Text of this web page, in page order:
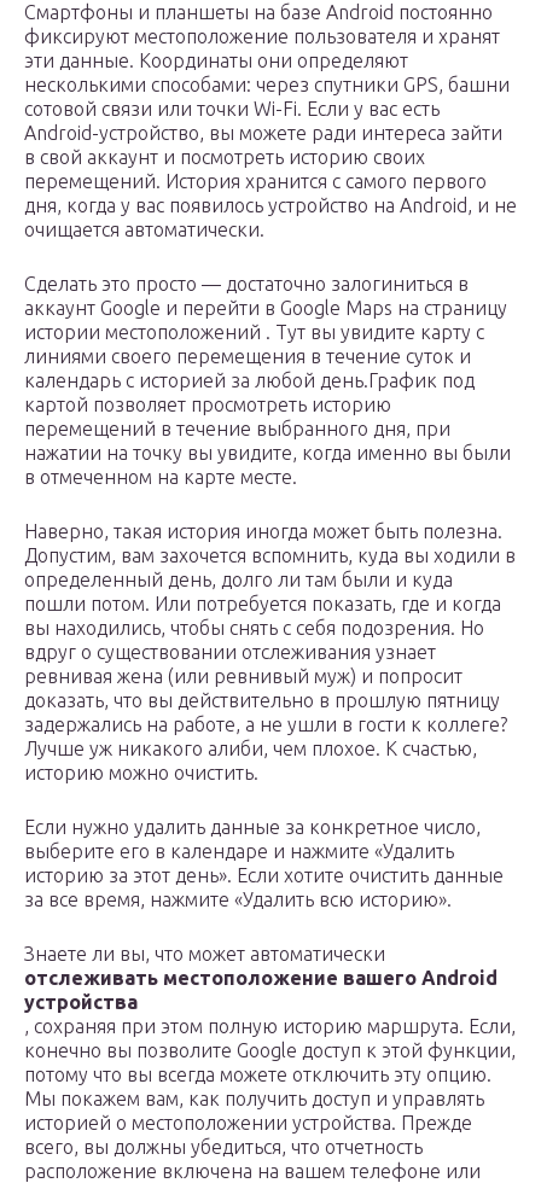
Смартфоны и планшеты на базе Android постоянно
фиксируют местоположение пользователя и хранят
эти данные. Координаты они определяют
несколькими способами: через спутники GPS, башни
сотовой связи или точки Wi-Fi. Если у вас есть
Android-устройство, вы можете ради интереса зайти
в свой аккаунт и посмотреть историю своих
перемещений. История хранится с самого первого
дня, когда у вас появилось устройство на Android, и не
очищается автоматически.
Сделать это просто — достаточно залогиниться в
аккаунт Google и перейти в Google Maps на страницу
истории местоположений . Тут вы увидите карту с
линиями своего перемещения в течение суток и
календарь с историей за любой день.График под
картой позволяет просмотреть историю
перемещений в течение выбранного дня, при
нажатии на точку вы увидите, когда именно вы были
в отмеченном на карте месте.
Наверно, такая история иногда может быть полезна.
Допустим, вам захочется вспомнить, куда вы ходили в
определенный день, долго ли там были и куда
пошли потом. Или потребуется показать, где и когда
вы находились, чтобы снять с себя подозрения. Но
вдруг о существовании отслеживания узнает
ревнивая жена (или ревнивый муж) и попросит
доказать, что вы действительно в прошлую пятницу
задержались на работе, а не ушли в гости к коллеге?
Лучше уж никакого алиби, чем плохое. К счастью,
историю можно очистить.
Если нужно удалить данные за конкретное число,
выберите его в календаре и нажмите «Удалить
историю за этот день». Если хотите очистить данные
за все время, нажмите «Удалить всю историю».
Знаете ли вы, что может автоматически
отслеживать местоположение вашего Android
устройства
, сохраняя при этом полную историю маршрута. Если,
конечно вы позволите Google доступ к этой функции,
потому что вы всегда можете отключить эту опцию.
Мы покажем вам, как получить доступ и управлять
историей о местоположении устройства. Прежде
всего, вы должны убедиться, что отчетность
расположение включена на вашем телефоне или